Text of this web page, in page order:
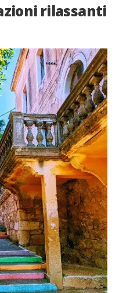
rilassanti